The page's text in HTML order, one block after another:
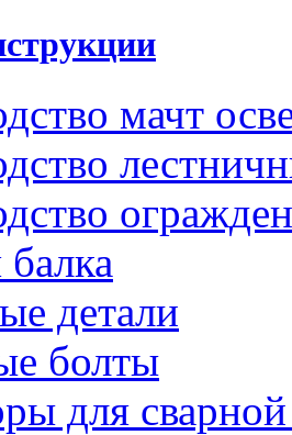
мачт
детали
болты
для сварной